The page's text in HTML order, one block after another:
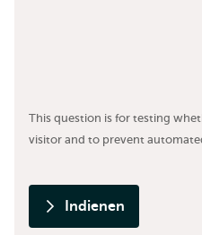
This question is for testing
visitor and to prevent
Indienen